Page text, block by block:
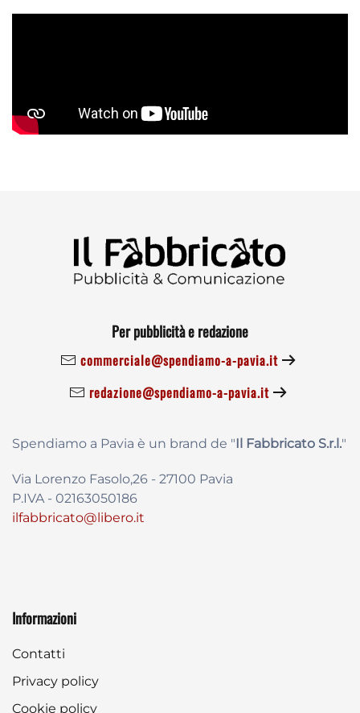
Per pubblicità e redazione
commerciale@spendiamo-a-pavia.it
redazione@spendiamo-a-pavia.it
Spendiamo a Pavia è un brand de "Il Fabbricato S.r.l."
Via Lorenzo Fasolo,26 - 27100 Pavia
P.IVA - 02163050186
ilfabbricato@libero.it
Informazioni
Contatti
Privacy policy
Cookie policy